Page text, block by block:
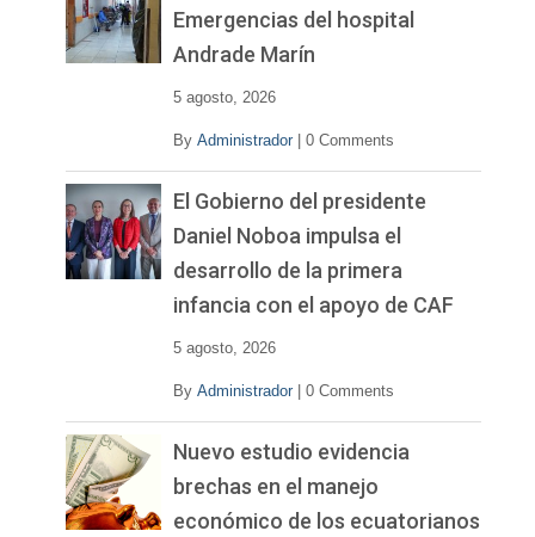
Emergencias del hospital
Andrade Marín
5 agosto, 2026
By Administrador 0 Comments
El Gobierno del presidente
Daniel Noboa impulsa el
desarrollo de la primera
infancia con el apoyo de CAF
5 agosto, 2026
By Administrador 0 Comments
Nuevo estudio evidencia
brechas en el manejo
económico de los ecuatorianos